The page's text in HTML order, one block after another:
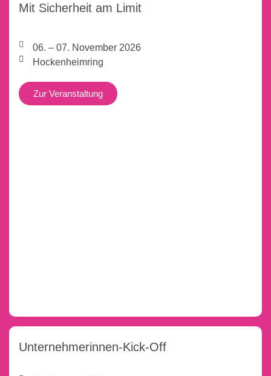
Mit Sicherheit am Limit
06. – 07. November 2026
Hockenheimring
Zur Veranstaltung
Unternehmerinnen-Kick-Off